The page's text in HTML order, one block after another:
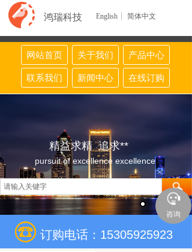
鸿瑞科技 English 简体中文
网站首页 关于我们 产品中心
联系我们 新闻中心 在线订购
精益求精 追求**
pursuit of excellence excellence
订购电话：15305925923
咨询